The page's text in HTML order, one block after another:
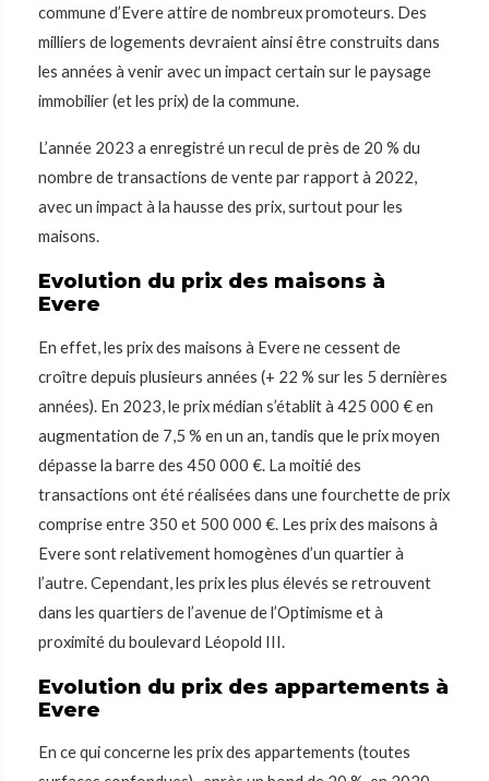
commune d’Evere attire de nombreux promoteurs. Des
milliers de logements devraient ainsi être construits dans
les années à venir avec un impact certain sur le paysage
immobilier (et les prix) de la commune.
L’année 2023 a enregistré un recul de près de 20 % du
nombre de transactions de vente par rapport à 2022,
avec un impact à la hausse des prix, surtout pour les
maisons.
Evolution du prix des maisons à
Evere
En effet, les prix des maisons à Evere ne cessent de
croître depuis plusieurs années (+ 22 % sur les 5 dernières
années). En 2023, le prix médian s’établit à 425 000 € en
augmentation de 7,5 % en un an, tandis que le prix moyen
dépasse la barre des 450 000 €. La moitié des
transactions ont été réalisées dans une fourchette de prix
comprise entre 350 et 500 000 €. Les prix des maisons à
Evere sont relativement homogènes d’un quartier à
l’autre. Cependant, les prix les plus élevés se retrouvent
dans les quartiers de l’avenue de l’Optimisme et à
proximité du boulevard Léopold III.
Evolution du prix des appartements à
Evere
En ce qui concerne les prix des appartements (toutes